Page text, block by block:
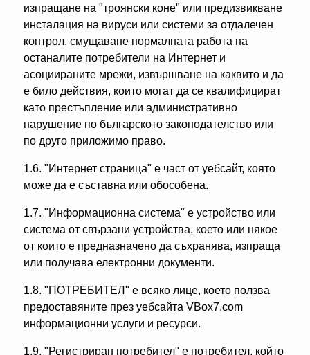
изпращане на "троянски коне" или предизвикване
инсталация на вируси или системи за отдалечен
контрол, смущаване нормалната работа на
останалите потребители на Интернет и
асоциираните мрежи, извършване на каквито и да
е било действия, които могат да се квалифицират
като престъпление или административно
нарушение по българското законодателство или
по друго приложимо право.
1.6. "Интернет страница" е част от уебсайт, която
може да е съставна или обособена.
1.7. "Информационна система" е устройство или
система от свързани устройства, което или някое
от които е предназначено да съхранява, изпраща
или получава електронни документи.
1.8. "ПОТРЕБИТЕЛ" е всяко лице, което ползва
предоставяните през уебсайта VBox7.com
информационни услуги и ресурси.
1.9. "Регистриран потребител" е потребител, който